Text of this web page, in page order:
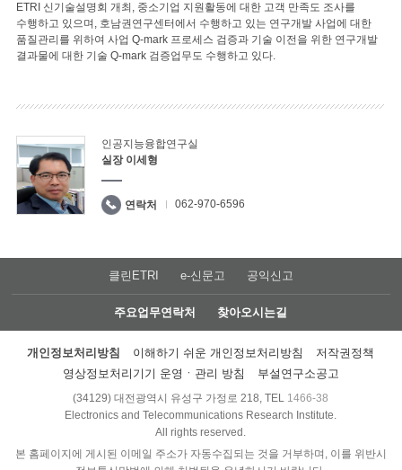
ETRI 신기술설명회 개최, 중소기업 지원활동에 대한 고객 만족도 조사를
수행하고 있으며, 호남권연구센터에서 수행하고 있는 연구개발 사업에 대한
품질관리를 위하여 사업 Q-mark 프로세스 검증과 기술 이전을 위한 연구개발
결과물에 대한 기술 Q-mark 검증업무도 수행하고 있다.
인공지능융합연구실
실장 이세형
연락처 062-970-6596
클린ETRI e-신문고 공익신고
주요업무연락처 찾아오시는길
개인정보처리방침 이해하기 쉬운 개인정보처리방침
저작권정책
영상정보처리기기 운영ㆍ관리 방침
부설연구소공고
(34129) 대전광역시 유성구 가정로 218, TEL 1466-38
Electronics and Telecommunications Research Institute.
All rights reserved.
본 홈페이지에 게시된 이메일 주소가 자동수집되는 것을 거부하며, 이를 위반시